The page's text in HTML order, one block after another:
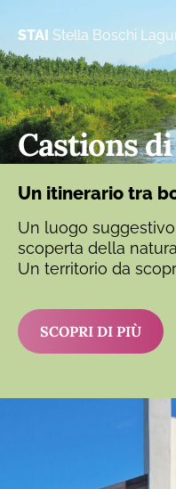
STAI Stella Boschi
Castions
Un itinerario tra
Un luogo
scoperta della
Un territorio da
SCOPRI DI PIÙ